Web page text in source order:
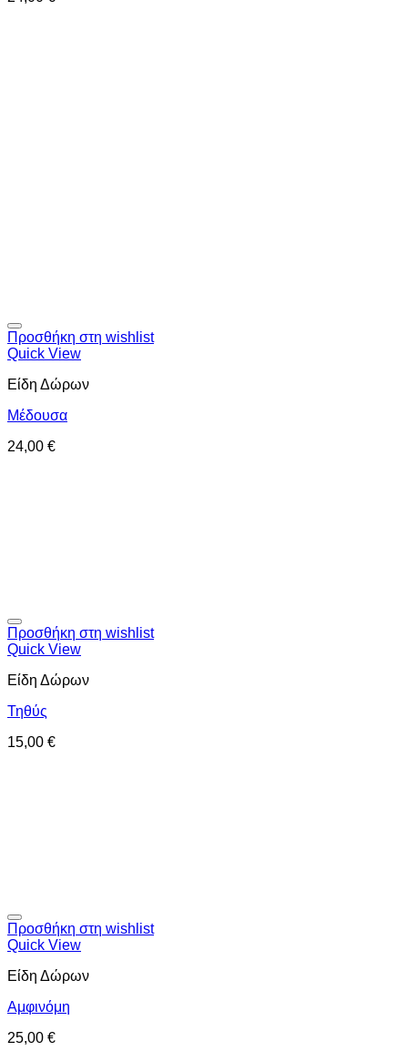
Προσθήκη στη wishlist
Quick View
Είδη Δώρων
Μέδουσα
24,00 €
Προσθήκη στη wishlist
Quick View
Είδη Δώρων
Τηθύς
15,00 €
Προσθήκη στη wishlist
Quick View
Είδη Δώρων
Αμφινόμη
25,00 €